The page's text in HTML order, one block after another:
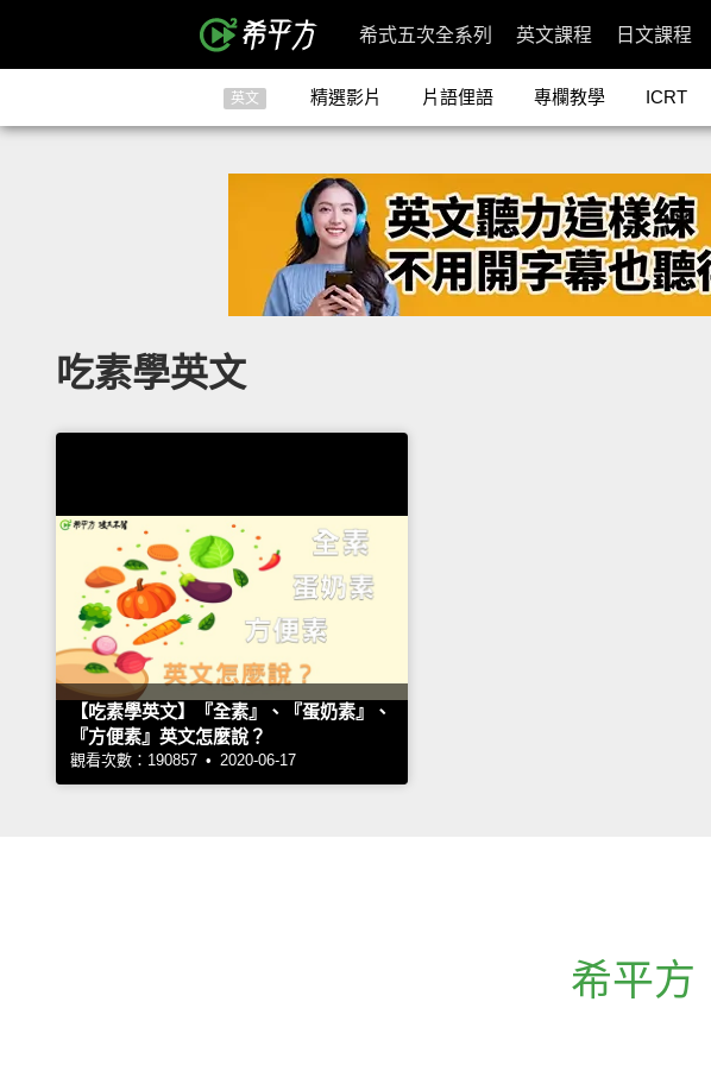
希式五次全系列 英文課程 日文課程
英文 精選影片 片語俚語 專欄教學 ICRT
吃素學英文
【吃素學英文】『全素』、『蛋奶素』、
『方便素』英文怎麼說？
觀看次數：190857 • 2020-06-17
希平方